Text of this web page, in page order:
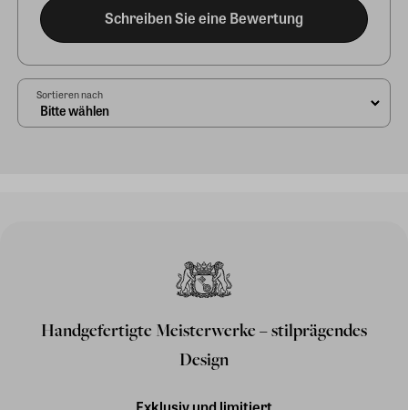
Schreiben Sie eine Bewertung
Sortieren nach
Handgefertigte Meisterwerke – stilprägendes
Design